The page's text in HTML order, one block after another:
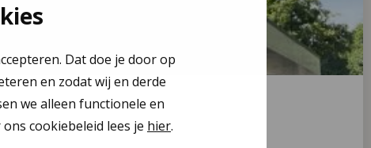
Dat doe je door op
en zodat wij en derde
we alleen functionele en
cookiebeleid lees je hier.